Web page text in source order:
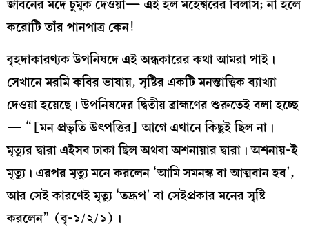
জীবনের মদে চুমুক দেওয়া— এই হল মহেশ্বরের বিলাস; না হলে
করোটি তাঁর পানপাত্র কেন!
বৃহদাকারণ্যক উপনিষদে এই অন্ধকারের কথা আমরা পাই।
সেখানে মরমি কবির ভাষায়, সৃষ্টির একটি মনস্তাত্ত্বিক ব্যাখ্যা
দেওয়া হয়েছে। উপনিষদের দ্বিতীয় ব্রাহ্মণের শুরুতেই বলা হচ্ছে
— “[মন প্রভৃতি উৎপত্তির] আগে এখানে কিছুই ছিল না।
মৃত্যুর দ্বারা এইসব ঢাকা ছিল অথবা অশনায়ার দ্বারা। অশনায়-ই
মৃত্যু। এরপর মৃত্যু মনে করলেন ‘আমি সমনস্ক বা আত্মবান হব’,
আর সেই কারণেই মৃত্যু ‘তদ্রূপ’ বা সেইপ্রকার মনের সৃষ্টি
করলেন” (বৃ-১/২/১)।